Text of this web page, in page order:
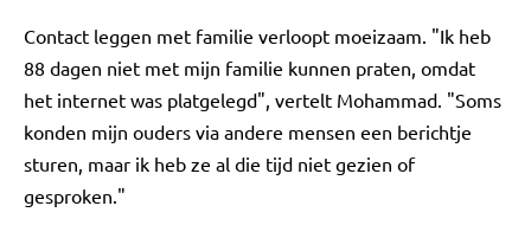
Contact leggen met familie verloopt moeizaam. "Ik heb
88 dagen niet met mijn familie kunnen praten, omdat
het internet was platgelegd", vertelt Mohammad. "Soms
konden mijn ouders via andere mensen een berichtje
sturen, maar ik heb ze al die tijd niet gezien of
gesproken."